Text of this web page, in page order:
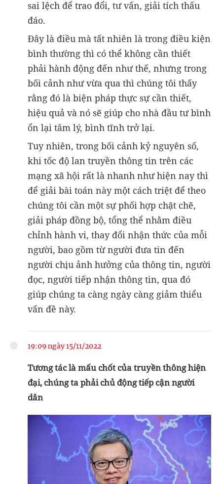
sai lệch để trao đổi, tư vấn, giải tích thấu
đáo.
Đây là điều mà tất nhiên là trong điều kiện
bình thường thì có thể không cần thiết
phải hành động đến như thế, nhưng trong
bối cảnh như vừa qua thì chúng tôi thấy
rằng đó là biện pháp thực sự cần thiết,
hiệu quả và nó sẽ giúp cho nhà đầu tư bình
ổn lại tâm lý, bình tĩnh trở lại.
Tuy nhiên, trong bối cảnh kỷ nguyên số,
khi tốc độ lan truyền thông tin trên các
mạng xã hội rất là nhanh như hiện nay thì
để giải bài toán này một cách triệt để theo
chúng tôi cần một sự phối hợp chặt chẽ,
giải pháp đồng bộ, tổng thể nhằm điều
chỉnh hành vi, thay đổi nhận thức của mỗi
người, bao gồm từ người đưa tin đến
người chịu ảnh hưởng của thông tin, người
đọc, người tiếp nhận thông tin, qua đó
giúp chúng ta càng ngày càng giảm thiểu
vấn đề này.
19:09 ngày 15/11/2022
Tương tác là mấu chốt của truyền thông hiện
đại, chúng ta phải chủ động tiếp cận người
dân